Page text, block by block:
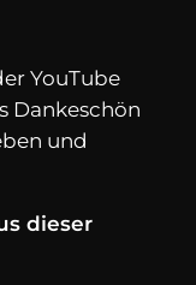
YouTube
Dankeschön
und
dieser